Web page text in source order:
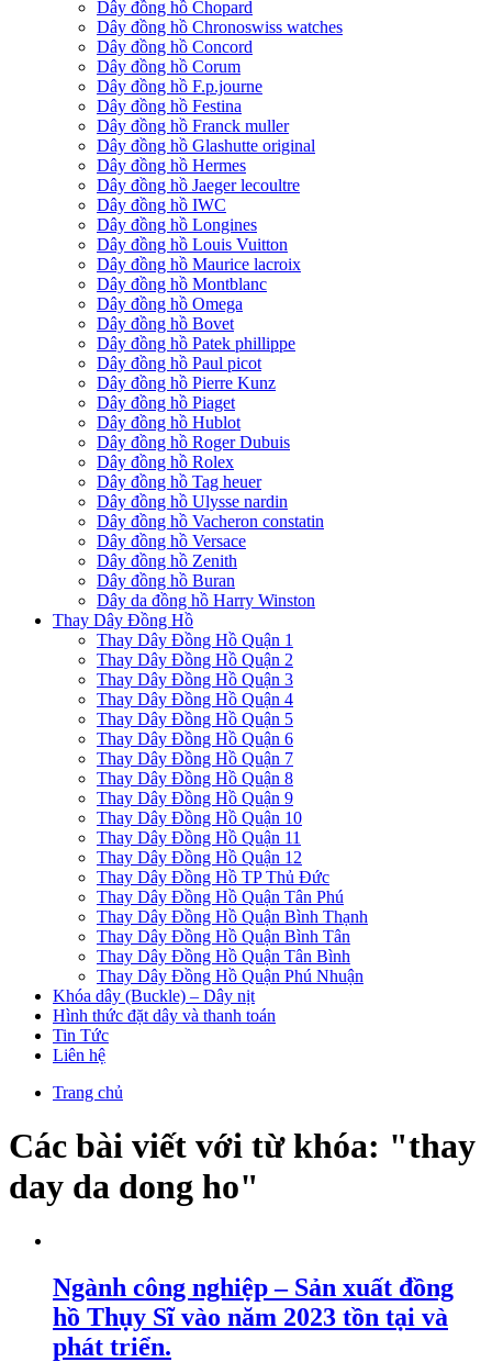
Dây đồng hồ Chopard
Dây đồng hồ Chronoswiss watches
Dây đồng hồ Concord
Dây đồng hồ Corum
Dây đồng hồ F.p.journe
Dây đồng hồ Festina
Dây đồng hồ Franck muller
Dây đồng hồ Glashutte original
Dây đồng hồ Hermes
Dây đồng hồ Jaeger lecoultre
Dây đồng hồ IWC
Dây đồng hồ Longines
Dây đồng hồ Louis Vuitton
Dây đồng hồ Maurice lacroix
Dây đồng hồ Montblanc
Dây đồng hồ Omega
Dây đồng hồ Bovet
Dây đồng hồ Patek phillippe
Dây đồng hồ Paul picot
Dây đồng hồ Pierre Kunz
Dây đồng hồ Piaget
Dây đồng hồ Hublot
Dây đồng hồ Roger Dubuis
Dây đồng hồ Rolex
Dây đồng hồ Tag heuer
Dây đồng hồ Ulysse nardin
Dây đồng hồ Vacheron constatin
Dây đồng hồ Versace
Dây đồng hồ Zenith
Dây đồng hồ Buran
Dây da đồng hồ Harry Winston
Thay Dây Đồng Hồ
Thay Dây Đồng Hồ Quận 1
Thay Dây Đồng Hồ Quận 2
Thay Dây Đồng Hồ Quận 3
Thay Dây Đồng Hồ Quận 4
Thay Dây Đồng Hồ Quận 5
Thay Dây Đồng Hồ Quận 6
Thay Dây Đồng Hồ Quận 7
Thay Dây Đồng Hồ Quận 8
Thay Dây Đồng Hồ Quận 9
Thay Dây Đồng Hồ Quận 10
Thay Dây Đồng Hồ Quận 11
Thay Dây Đồng Hồ Quận 12
Thay Dây Đồng Hồ TP Thủ Đức
Thay Dây Đồng Hồ Quận Tân Phú
Thay Dây Đồng Hồ Quận Bình Thạnh
Thay Dây Đồng Hồ Quận Bình Tân
Thay Dây Đồng Hồ Quận Tân Bình
Thay Dây Đồng Hồ Quận Phú Nhuận
Khóa dây (Buckle) – Dây nịt
Hình thức đặt dây và thanh toán
Tin Tức
Liên hệ
Trang chủ
Các bài viết với từ khóa: "thay
day da dong ho"
Ngành công nghiệp – Sản xuất đồng
hồ Thụy Sĩ vào năm 2023 tồn tại và
phát triển.